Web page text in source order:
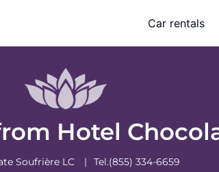
Car rentals
Hotel
Soufrière LC Tel.(855) 334-6659